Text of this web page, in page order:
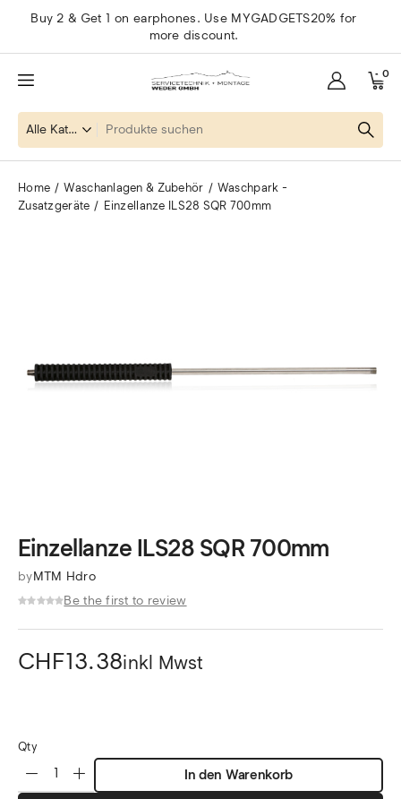
Buy 2 & Get 1 on earphones. Use MYGADGETS20% for
more discount.
0
Home Waschanlagen & Zubehör
Waschpark -
Zusatzgeräte
Einzellanze ILS28 SQR 700mm
Einzellanze ILS28 SQR 700mm
byMTM Hdro
Be the first to review
CHF13.38inkl Mwst
Qty
In den Warenkorb